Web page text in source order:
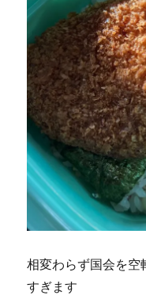
相変わらず国会を空
すぎます